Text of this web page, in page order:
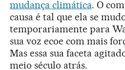
mudança climática. O
causa é tal que ela se
temporariamente para
sua voz ecoe com mais
Mas essa sua faceta
meio século atrás.